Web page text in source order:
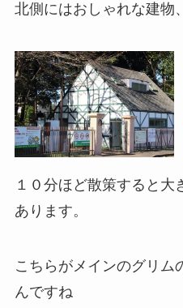
北側にはおしゃれな建物
１０分ほど散策すると大
あります。
こちらがメインのグリム
んですね